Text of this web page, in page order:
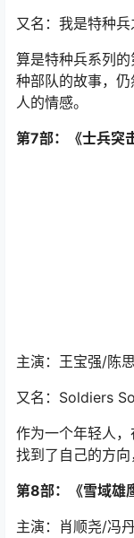
又名：我是特种
算是特种兵系列
种部队的故事，
人的情感。
第7部：《士兵突
主演：王宝强/陈
又名：Soldiers
作为一个年轻人，
找到了自己的方向